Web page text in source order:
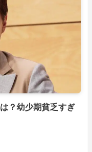
？幼少期貧乏すぎ